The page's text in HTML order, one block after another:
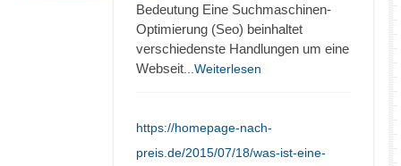
Bedeutung Eine Suchmaschinen-
Optimierung (Seo) beinhaltet
verschiedenste Handlungen um eine
Webseit ...Weiterlesen
https://homepage-nach-
preis.de/2015/07/18/was-ist-eine-